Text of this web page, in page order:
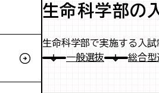
生命科学部の
生命科学部で実施する入試
一般選抜
総合型